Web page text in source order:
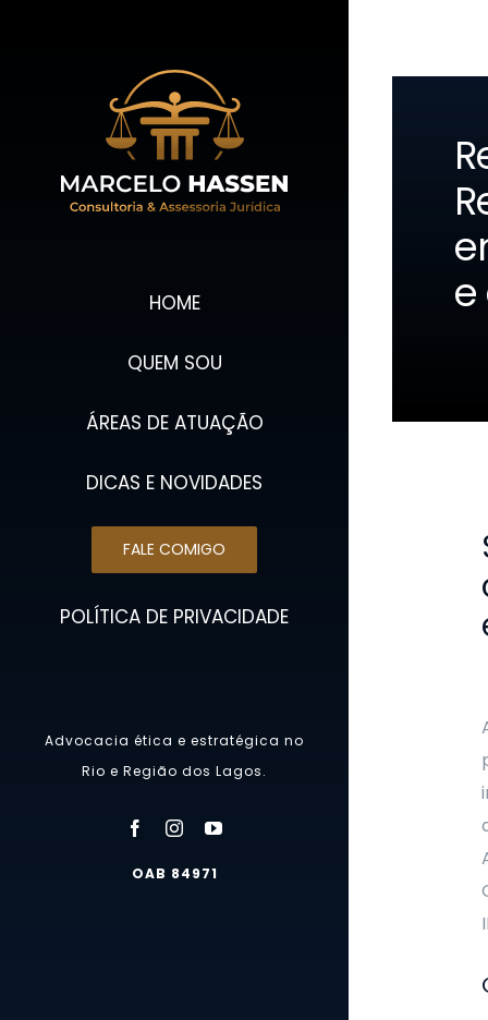
HOME
QUEM SOU
ÁREAS DE ATUAÇÃO
DICAS E NOVIDADES
FALE COMIGO
POLÍTICA DE PRIVACIDADE
Advocacia ética e estratégica no
Rio e Região dos Lagos.
OAB 84971
e